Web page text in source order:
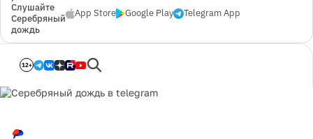
Слушайте
Серебряный
дождь
App Store Google Play Telegram App
12+